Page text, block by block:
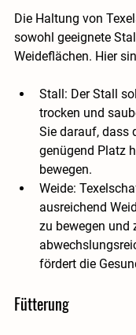
Die Haltung von
sowohl geeignete
Weideflächen. Hier
Stall: Der Stall
trocken und
Sie darauf, dass
genügend Platz
bewegen.
Weide:
ausreichend
zu bewegen und
fördert die
Fütterung